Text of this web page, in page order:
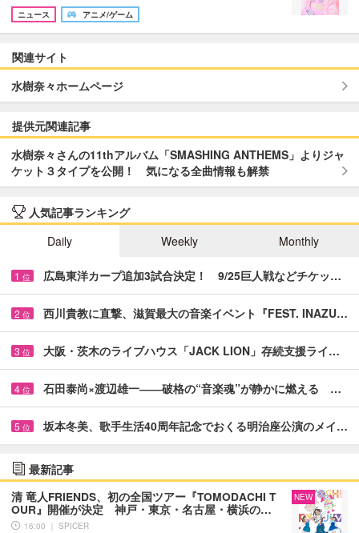
ニュース
アニメ/ゲーム
関連サイト
水樹奈々ホームページ
提供元関連記事
水樹奈々さんの11thアルバム「SMASHING ANTHEMS」よりジャ
ケット３タイプを公開！ 気になる全曲情報も解禁
人気記事ランキング
Daily
Weekly Monthly
1 位 広島東洋カープ追加3試合決定！ 9/25巨人戦などチケッ…
2 位 西川貴教に直撃、滋賀最大の音楽イベント『FEST. INAZU…
3 位 大阪・茨木のライブハウス「JACK LION」存続支援ライ…
4 位 石田泰尚×渡辺雄一――破格の“音楽魂”が静かに燃える …
5 位 坂本冬美、歌手生活40周年記念でおくる明治座公演のメイ…
最新記事
清 竜人FRIENDS、初の全国ツアー『TOMODACHI T
OUR』開催が決定 神戸・東京・名古屋・横浜の…
16:00 ｜ SPICER
NEW